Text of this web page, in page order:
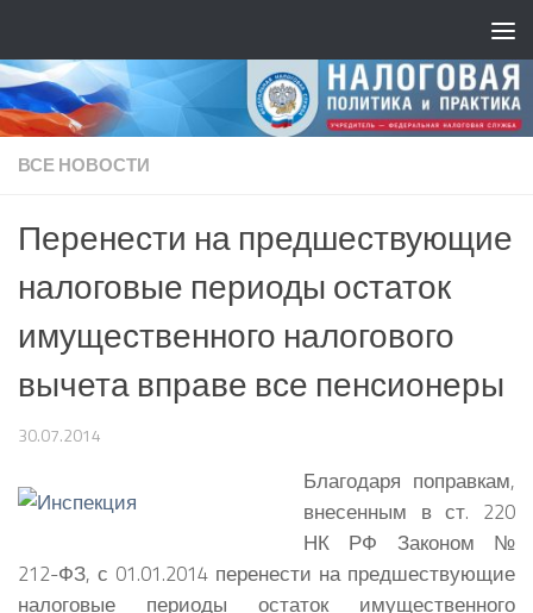
ВСЕ НОВОСТИ
Перенести на предшествующие
налоговые периоды остаток
имущественного налогового
вычета вправе все пенсионеры
30.07.2014
Благодаря поправкам,
внесенным в ст. 220
НК РФ Законом №
212-ФЗ, с 01.01.2014 перенести на предшествующие
налоговые периоды остаток имущественного